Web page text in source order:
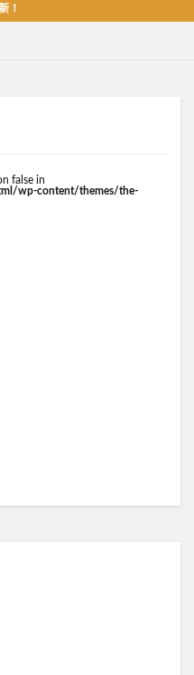
false in
wp-content/themes/the-